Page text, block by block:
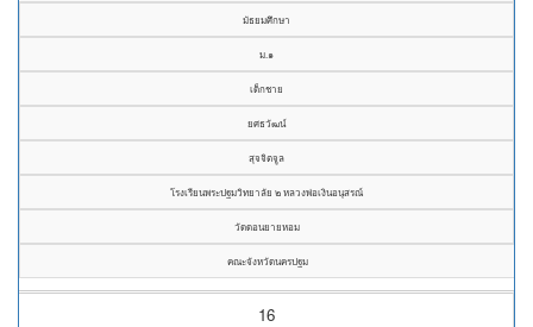
มัธยมศึกษา
ม.๑
เด็กชาย
ยศธวัฒน์
สุจจิตจูล
โรงเรียนพระปฐมวิทยาลัย ๒ หลวงพ่อเงินอนุสรณ์
วัดดอนยายหอม
คณะจังหวัดนครปฐม
16